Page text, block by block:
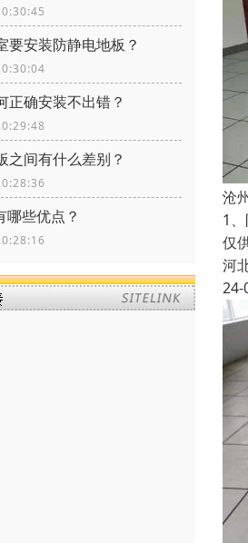
要安装防静电地板？
正确安装不出错？
之间有什么差别？
哪些优点？
沧
1
仅
河
24-